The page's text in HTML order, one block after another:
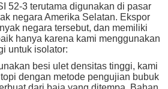
52-3 terutama digunakan di pasar
negara Amerika Selatan. Ekspor
negara tersebut, dan memiliki
hanya karena kami menggunakan
untuk isolator:
besi ulet densitas tinggi, kami
dengan metode pengujian bubuk